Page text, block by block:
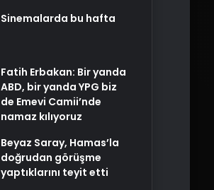
Sinemalarda bu hafta
Fatih Erbakan: Bir yanda
ABD, bir yanda YPG biz
de Emevi Camii’nde
namaz kılıyoruz
Beyaz Saray, Hamas’la
doğrudan görüşme
yaptıklarını teyit etti